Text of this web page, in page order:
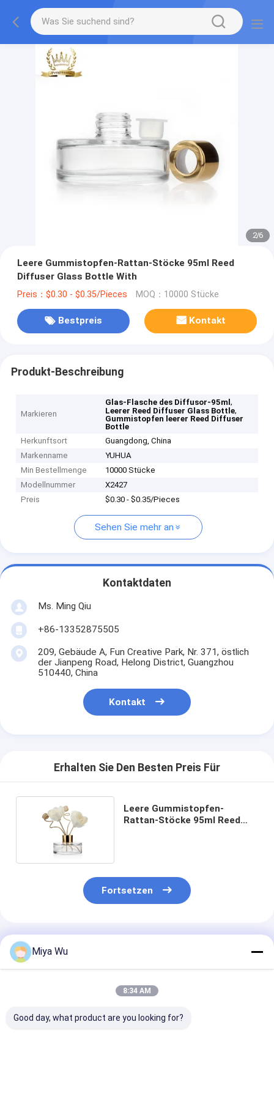
2/6
Leere Gummistopfen-Rattan-Stöcke 95ml Reed
Diffuser Glass Bottle With
Preis：$0.30 - $0.35/Pieces MOQ：10000 Stücke
Bestpreis Kontakt
Produkt-Beschreibung
Markieren
Glas-Flasche des Diffusor-95ml,
Leerer Reed Diffuser Glass Bottle,
Gummistopfen leerer Reed Diffuser
Bottle
Herkunftsort
Guangdong, China
Markenname
YUHUA
Min Bestellmenge
10000 Stücke
Modellnummer
X2427
Preis
$0.30 - $0.35/Pieces
Sehen Sie mehr an
Kontaktdaten
Ms. Ming Qiu
+86-13352875505
209, Gebäude A, Fun Creative Park, Nr. 371, östlich
der Jianpeng Road, Helong District, Guangzhou
510440, China
Kontakt
Erhalten Sie Den Besten Preis Für
Leere Gummistopfen-
Rattan-Stöcke 95ml Reed
Fortsetzen
Empfohlene Produkte
Miya Wu
8:34 AM
Good day, what product are you looking for?